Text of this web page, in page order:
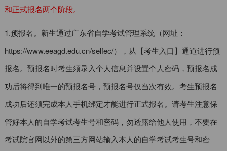
和正式报名两个阶段。
1.预报名。新生通过广东省自学考试管理系统（网址：
https://www.eeagd.edu.cn/selfec/），从【考生入口】通道进行预
报名。预报名时考生须录入个人信息并设置个人密码，预报名成
功后将得到唯一的预报名号，预报名号仅当次有效。考生预报名
成功后还须完成本人手机绑定才能进行正式报名。请考生注意保
管好本人的自学考试考生号和密码，勿透露给他人使用，不要在
考试院官网以外的第三方网站输入本人的自学考试考生号和密